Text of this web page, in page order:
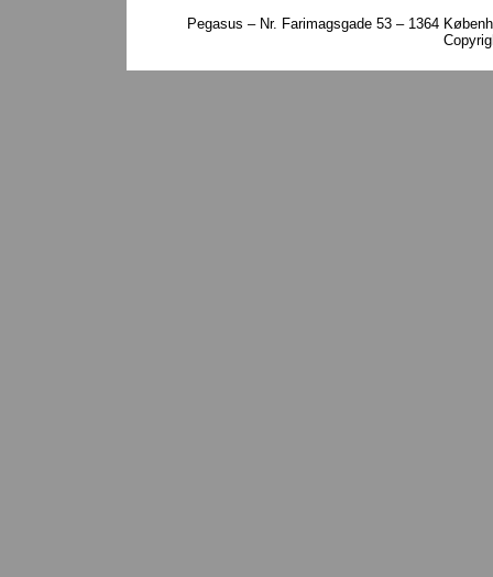
Pegasus – Nr. Farimagsgade 53 – 1364